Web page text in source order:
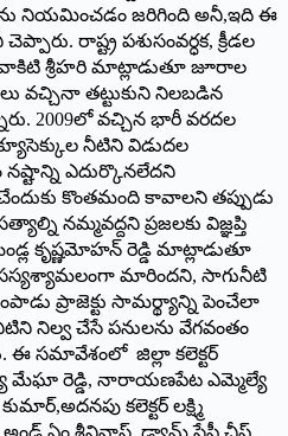
నియమించడం జరిగింది అనీ,ఇది ఈ
రాష్ట్ర పశుసంవర్ధక, క్రీడల
శ్రీహరి మాట్లాడుతూ జూరాల
వచ్చినా తట్టుకుని నిలబడిన
2009లో వచ్చిన భారీ వరదల
నీటిని విడుదల
నష్టాన్ని ఎదుర్కొనలేదని
కొంతమంది కావాలని తప్పుడు
నమ్మవద్దని ప్రజలకు విజ్ఞప్తి
కృష్ణమోహన్‌ రెడ్డి మాట్లాడుతూ
సస్యశ్యామలంగా మారిందని, సాగునీటి
ప్రాజెక్టు సామర్థ్యాన్ని పెంచేలా
నిల్వ చేసే పనులను వేగవంతం
ఈ సమావేశంలో జిల్లా కలెక్టర్‌
మేఘా రెడ్డి, నారాయణపేట ఎమ్మెల్యే
కలెక్టర్‌ లక్ష్మి
ఏం శ్రీనివాస్‌, డ్యామ్‌ సేఫ్టీ చీఫ్‌